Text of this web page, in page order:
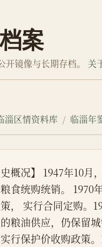
案
开镜像与长期存档。 关
淄区情资料库 临淄年
史概况】 1947年10
食统购统销。 1970
， 实行合同定购。
粮油供应，仍保留
行保护价收购政策